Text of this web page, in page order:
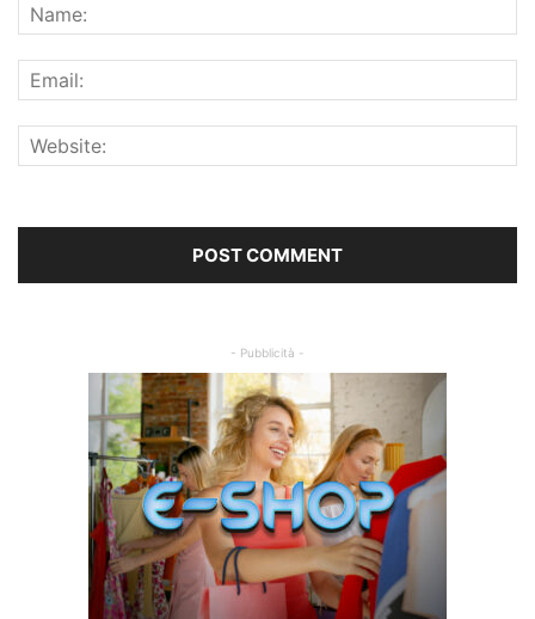
- Pubblicità -